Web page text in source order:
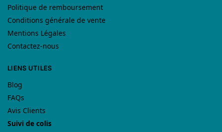
Politique de remboursement
Conditions générale de vente
Mentions Légales
Contactez-nous
LIENS UTILES
Blog
FAQs
Avis Clients
Suivi de colis